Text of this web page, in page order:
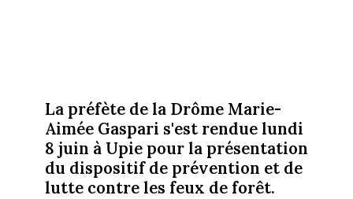
La préfète de la Drôme Marie-
Aimée Gaspari s'est rendue lundi
8 juin à Upie pour la présentation
du dispositif de prévention et de
lutte contre les feux de forêt.